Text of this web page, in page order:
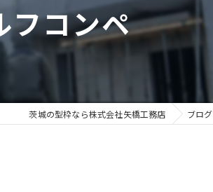
マンション
求人
フコンペ
茨城の型枠なら株式会社矢橋工務店 ブログ